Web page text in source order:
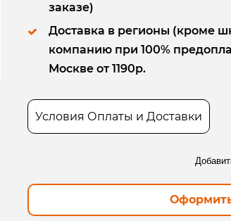
заказе)
Доставка в регионы (кроме
компанию при 100%
Москве от 1190р.
Условия Оплаты и Доставки